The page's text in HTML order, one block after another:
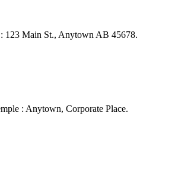
: 123 Main St., Anytown AB 45678.
: Anytown, Corporate Place.